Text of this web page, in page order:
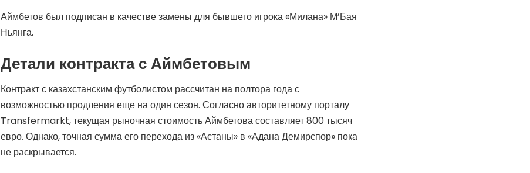
Аймбетов был подписан в качестве замены для бывшего игрока «Милана» М’Бая
Ньянга.
Детали контракта с Аймбетовым
Контракт с казахстанским футболистом рассчитан на полтора года с
возможностью продления еще на один сезон. Согласно авторитетному порталу
Transfermarkt, текущая рыночная стоимость Аймбетова составляет 800 тысяч
евро. Однако, точная сумма его перехода из «Астаны» в «Адана Демирспор» пока
не раскрывается.